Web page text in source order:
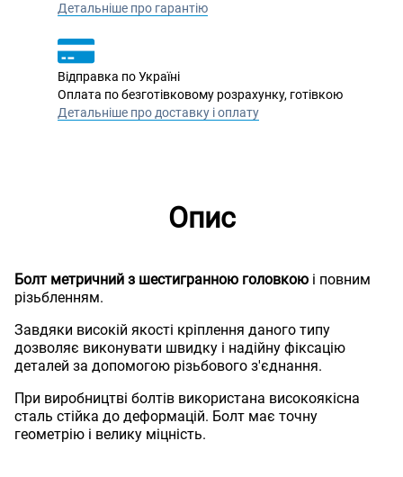
Детальніше про гарантію
Відправка по Україні
Оплата по безготівковому розрахунку, готівкою
Детальніше про доставку і оплату
Опис
Болт метричний з шестигранною головкою і повним
різьбленням.
Завдяки високій якості кріплення даного типу
дозволяє виконувати швидку і надійну фіксацію
деталей за допомогою різьбового з'єднання.
При виробництві болтів використана високоякісна
сталь стійка до деформацій. Болт має точну
геометрію і велику міцність.